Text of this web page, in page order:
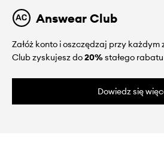
Answear Club
Załóż konto i oszczędzaj przy każdym
Club zyskujesz do20%stałego
Dowiedz się